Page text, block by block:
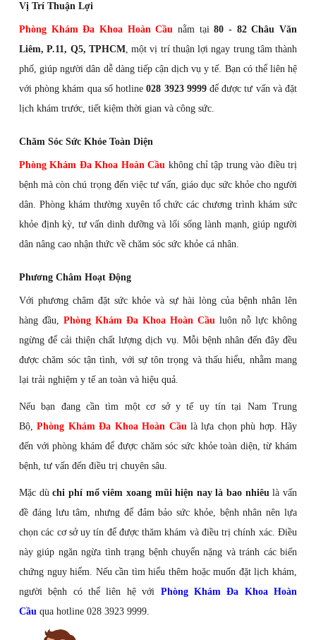
Vị Trí Thuận Lợi
Phòng Khám Đa Khoa Hoàn Cầu nằm tại80 - 82 Châu Văn
Liêm, P.11, Q5, TPHCM, một vị trí thuận lợi ngay trung tâm thành
phố, giúp người dân dễ dàng tiếp cận dịch vụ y tế. Bạn có thể liên hệ
với phòng khám qua số hotline028 3923 9999để được tư vấn và đặt
lịch khám trước, tiết kiệm thời gian và công sức.
Chăm Sóc Sức Khỏe Toàn Diện
Phòng Khám Đa Khoa Hoàn Cầu không chỉ tập trung vào điều trị
bệnh mà còn chú trọng đến việc tư vấn, giáo dục sức khỏe cho người
dân. Phòng khám thường xuyên tổ chức các chương trình khám sức
khỏe định kỳ, tư vấn dinh dưỡng và lối sống lành mạnh, giúp người
dân nâng cao nhận thức về chăm sóc sức khỏe cá nhân.
Phương Châm Hoạt Động
Với phương châm đặt sức khỏe và sự hài lòng của bệnh nhân lên
hàng đầu, Phòng Khám Đa Khoa Hoàn Cầu luôn nỗ lực không
ngừng để cải thiện chất lượng dịch vụ. Mỗi bệnh nhân đến đây đều
được chăm sóc tận tình, với sự tôn trọng và thấu hiểu, nhằm mang
lại trải nghiệm y tế an toàn và hiệu quả.
Nếu bạn đang cần tìm một cơ sở y tế uy tín tại Nam Trung
Bộ,Phòng Khám Đa Khoa Hoàn Cầulà lựa chọn phù hợp. Hãy
đến với phòng khám để được chăm sóc sức khỏe toàn diện, từ khám
bệnh, tư vấn đến điều trị chuyên sâu.
Mặc dùchi phí mổ viêm xoang mũi hiện nay là bao nhiêulà vấn
đề đáng lưu tâm, nhưng để đảm bảo sức khỏe, bệnh nhân nên lựa
chọn các cơ sở uy tín để được thăm khám và điều trị chính xác. Điều
này giúp ngăn ngừa tình trạng bệnh chuyển nặng và tránh các biến
chứng nguy hiểm. Nếu cần tìm hiểu thêm hoặc muốn đặt lịch khám,
người bệnh có thể liên hệ với Phòng Khám Đa Khoa Hoàn
Cầu qua hotline 028 3923 9999.